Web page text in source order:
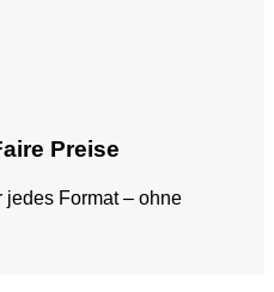
Preise
jedes Format – ohne